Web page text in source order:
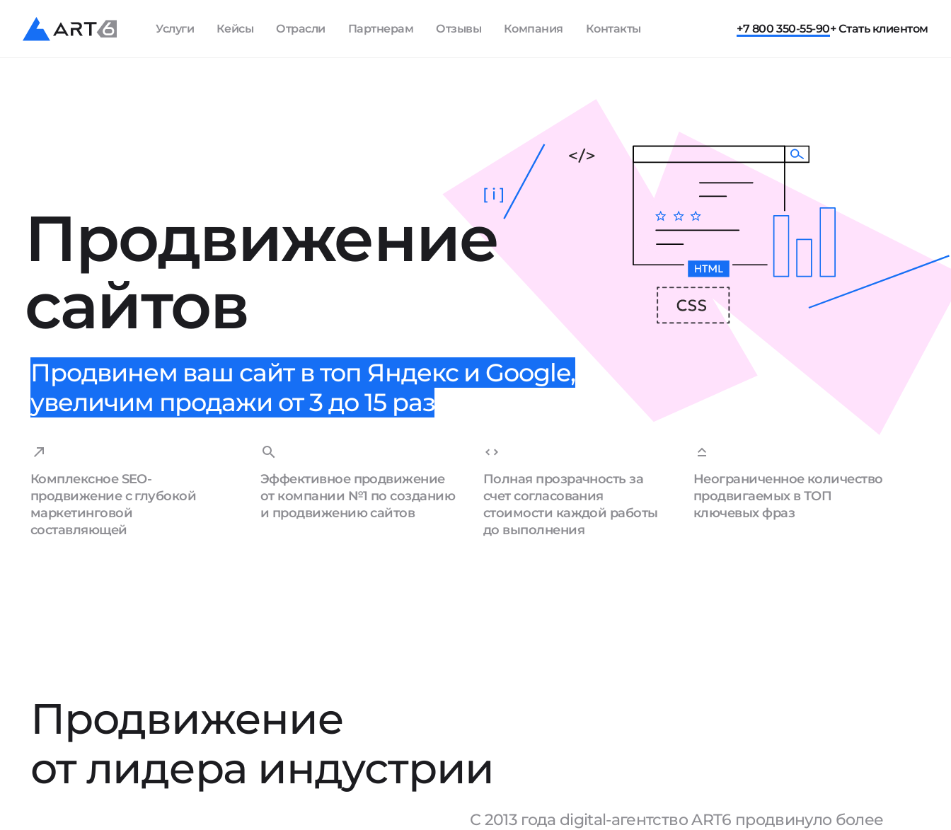
Услуги Кейсы Отрасли Партнерам Отзывы Компания Контакты +7 800 350-55-90+ Стать клиентом
Продвижение
сайтов
[ i ]
Продвинем ваш сайт в топ Яндекс и Google,
увеличим продажи от 3 до 15 раз
Комплексное SEO-
продвижение с глубокой
маркетинговой
составляющей
Эффективное продвижение
от компании №1 по созданию
и продвижению сайтов
Полная прозрачность за
счет согласования
стоимости каждой работы
до выполнения
Неограниченное количество
продвигаемых в ТОП
ключевых фраз
Продвижение
от лидера индустрии
С 2013 года digital-агентство ART6 продвинуло более